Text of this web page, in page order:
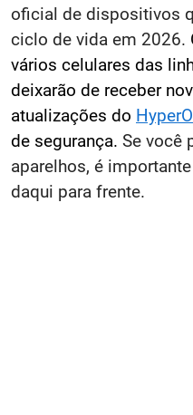
oficial de dispositivos
ciclo de vida em 2026.
vários celulares das
deixarão de receber
atualizações do
de segurança. Se você
aparelhos, é
daqui para frente.